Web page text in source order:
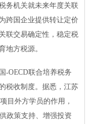
务机关就未来年度关联
跨国企业提供转让定价
联交易确定性，稳定税
地方税源。
OECD联合培养税务
税收制度。据悉，江苏
目外方学员的作用，
政策支持、增强投资